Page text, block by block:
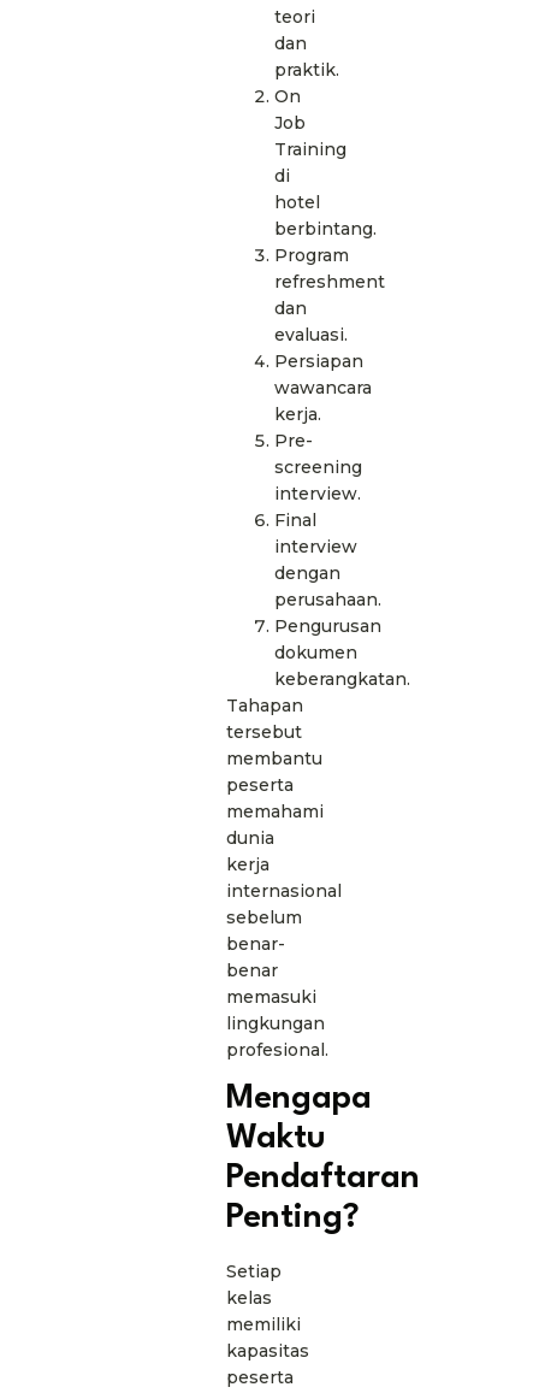
teori
dan
praktik.
On
Job
Training
di
hotel
berbintang.
Program
refreshment
dan
evaluasi.
Persiapan
wawancara
kerja.
Pre-
screening
interview.
Final
interview
dengan
perusahaan.
Pengurusan
dokumen
keberangkatan.
Tahapan
tersebut
membantu
peserta
memahami
dunia
kerja
internasional
sebelum
benar-
benar
memasuki
lingkungan
profesional.
Mengapa
Waktu
Pendaftaran
Penting?
Setiap
kelas
memiliki
kapasitas
peserta